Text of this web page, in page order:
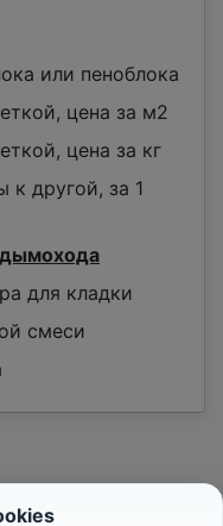
или пеноблока
цена за м2
цена за кг
к другой, за 1
дымохода
для кладки
смеси